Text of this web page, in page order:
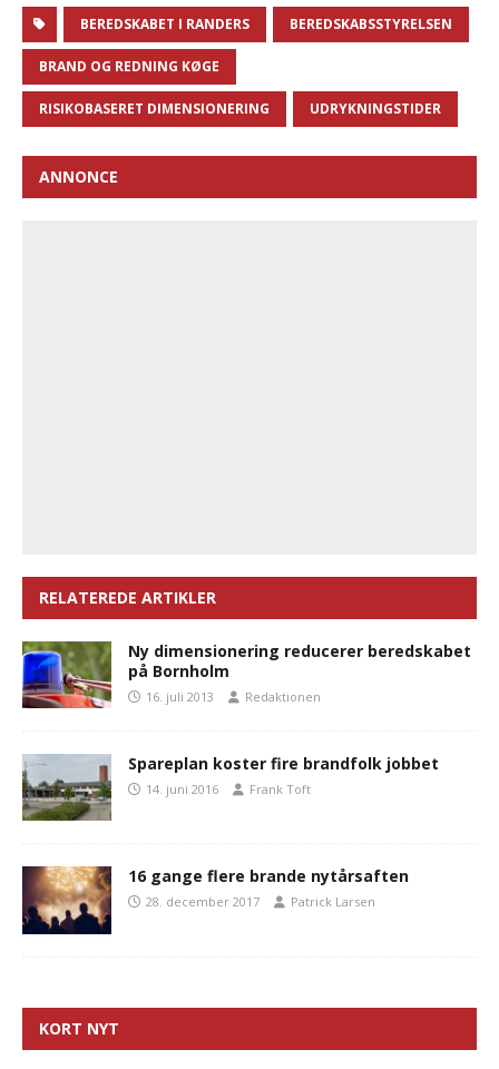
BEREDSKABET I RANDERS BEREDSKABSSTYRELSEN
BRAND OG REDNING KØGE
RISIKOBASERET DIMENSIONERING UDRYKNINGSTIDER
ANNONCE
RELATEREDE ARTIKLER
Ny dimensionering reducerer beredskabet
på Bornholm
16. juli 2013 Redaktionen
Spareplan koster fire brandfolk jobbet
14. juni 2016 Frank Toft
16 gange flere brande nytårsaften
28. december 2017 Patrick Larsen
KORT NYT